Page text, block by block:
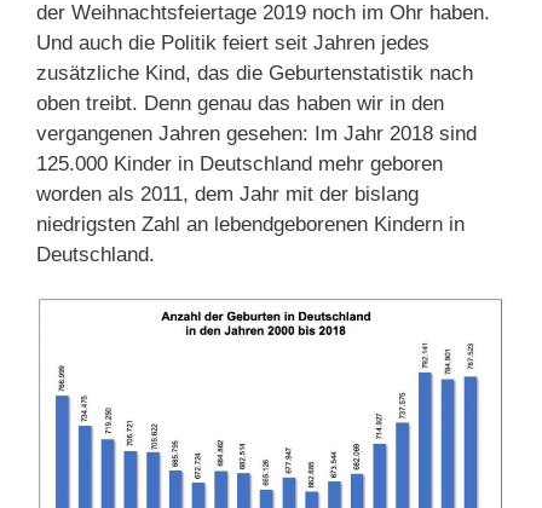
der Weihnachtsfeiertage 2019 noch im Ohr haben.
Und auch die Politik feiert seit Jahren jedes
zusätzliche Kind, das die Geburtenstatistik nach
oben treibt. Denn genau das haben wir in den
vergangenen Jahren gesehen: Im Jahr 2018 sind
125.000 Kinder in Deutschland mehr geboren
worden als 2011, dem Jahr mit der bislang
niedrigsten Zahl an lebendgeborenen Kindern in
Deutschland.